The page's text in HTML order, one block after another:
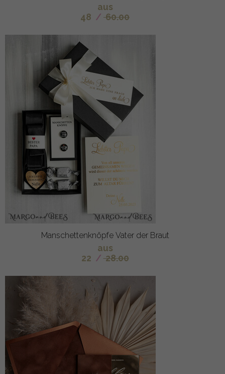
aus
48 / 60.00
Manschettenknöpfe Vater der Braut
aus
22 / 28.00